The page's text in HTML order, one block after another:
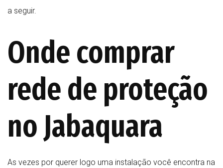
a seguir.
Onde comprar
rede de proteção
no Jabaquara
As vezes por querer logo uma instalação você encontra na